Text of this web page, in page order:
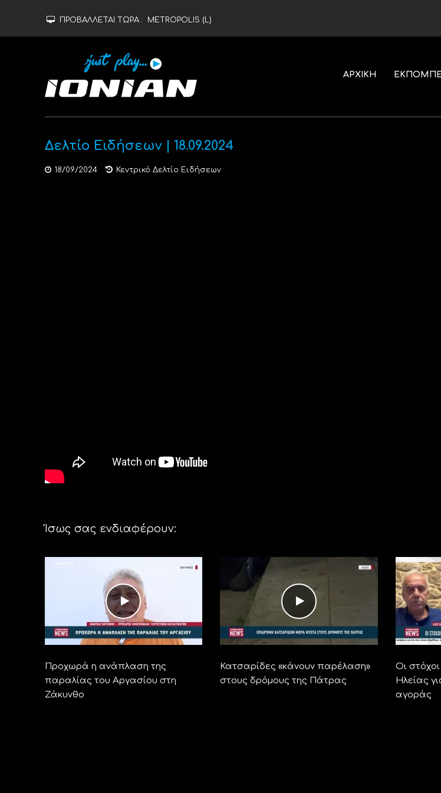
ΠΡΟΒΑΛΛΕΤΑΙ ΤΩΡΑ : METROPOLIS (L)
ΑΡΧΙΚΗ
Δελτίο Ειδήσεων | 18.09.2024
18/09/2024 Κεντρικό Δελτίο Ειδήσεων
Ίσως σας ενδιαφέρουν:
Προχωρά η ανάπλαση της
παραλίας του Αργασίου στη
Ζάκυνθο
Κατσαρίδες «κάνουν παρέλαση»
στους δρόμους της Πάτρας
Οι
Ηλείας
αγοράς